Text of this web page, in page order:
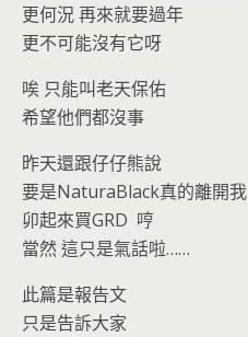
更何況 再來就要過年
更不可能沒有它呀
唉 只能叫老天保佑
希望他們都沒事
昨天還跟仔仔熊說
要是NaturaBlack真的離開我
卯起來買GRD 哼
當然 這只是氣話啦……
此篇是報告文
只是告訴大家